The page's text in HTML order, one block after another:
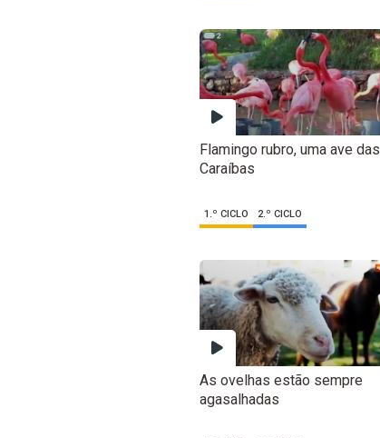
Flamingo rubro, uma ave das
Caraíbas
1.º CICLO 2.º CICLO
As ovelhas estão sempre
agasalhadas